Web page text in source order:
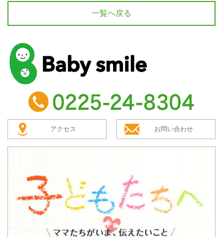
一覧へ戻る
baby smile
TEL：0225-24-8304
アクセス お問い合わせ